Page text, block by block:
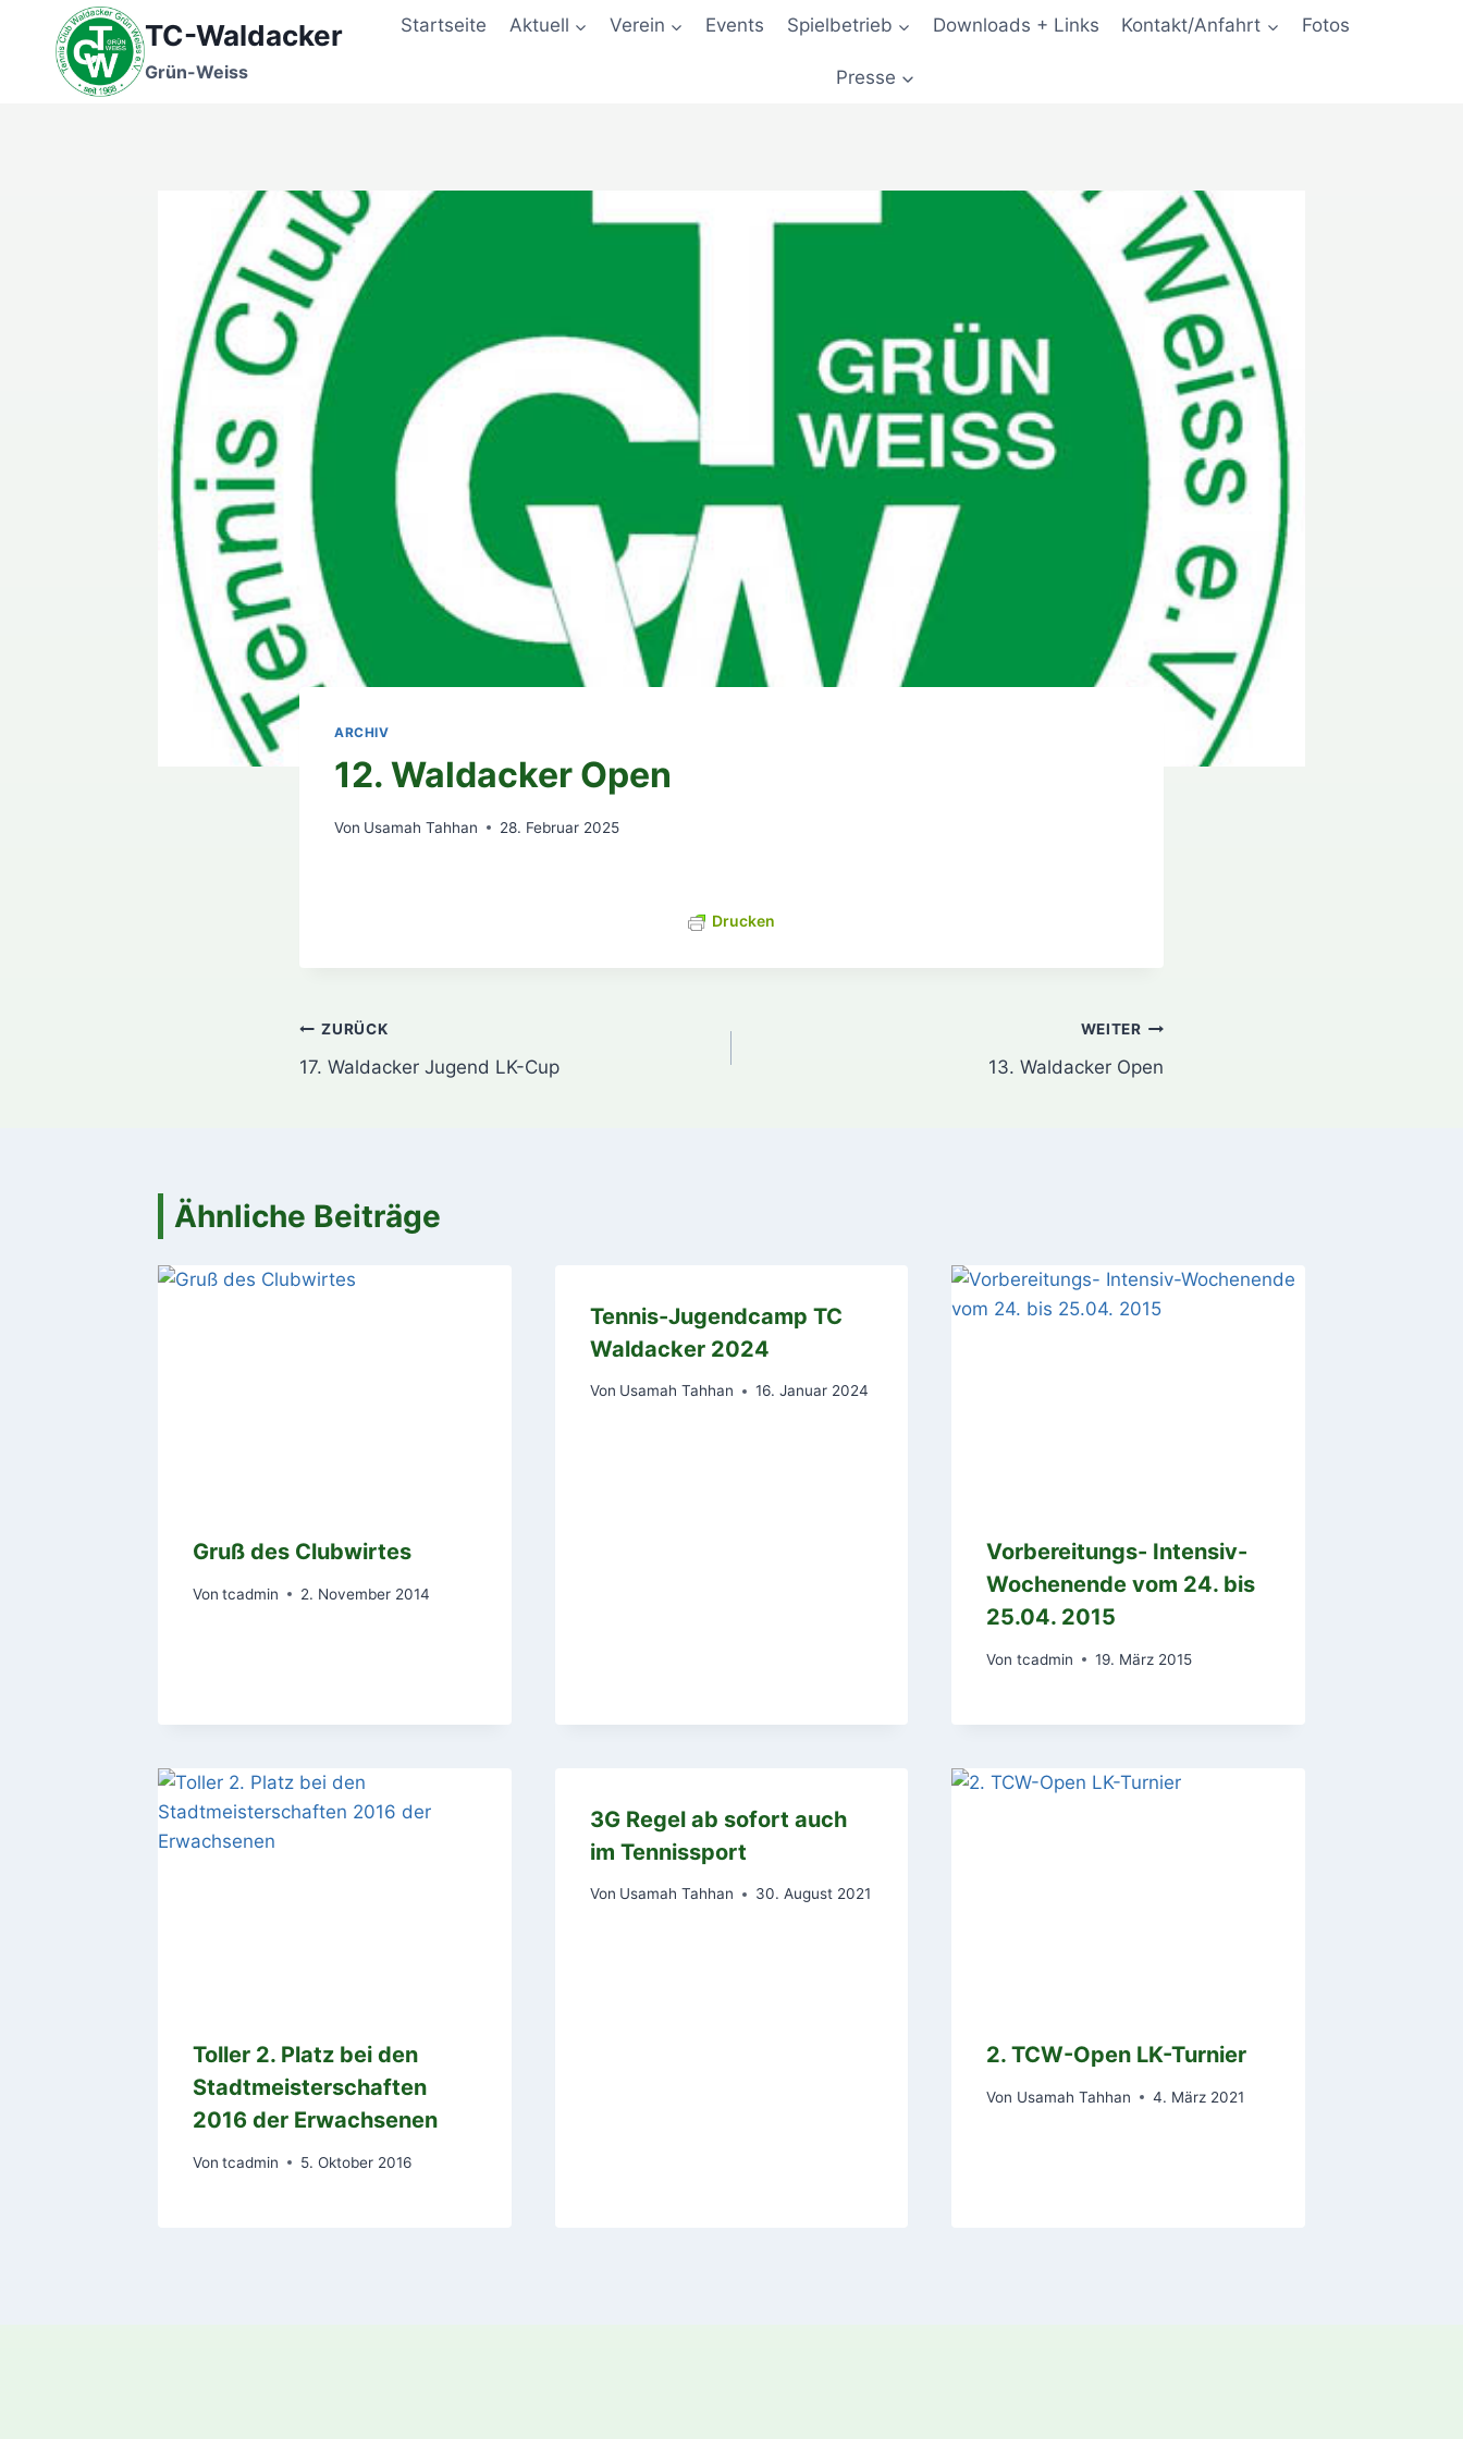
springen
TC-Waldacker
Grün-Weiss
Startseite Aktuell Verein Events Spielbetrieb Downloads + Links Kontakt/Anfahrt Fotos
Presse
ARCHIV
12. Waldacker Open
Von Usamah Tahhan 28. Februar 2025
Drucken
Beitragsnavigation
ZURÜCK
17. Waldacker Jugend LK-Cup
WEITER
13. Waldacker Open
Ähnliche Beiträge
Gruß des Clubwirtes
Von tcadmin 2. November 2014
Tennis-Jugendcamp TC
Waldacker 2024
Von Usamah Tahhan 16. Januar 2024
Vorbereitungs- Intensiv-
Wochenende vom 24. bis
25.04. 2015
Von tcadmin 19. März 2015
Toller 2. Platz bei den
Stadtmeisterschaften
2016 der Erwachsenen
Von tcadmin 5. Oktober 2016
3G Regel ab sofort auch
im Tennissport
Von Usamah Tahhan 30. August 2021
2. TCW-Open LK-Turnier
Von Usamah Tahhan 4. März 2021